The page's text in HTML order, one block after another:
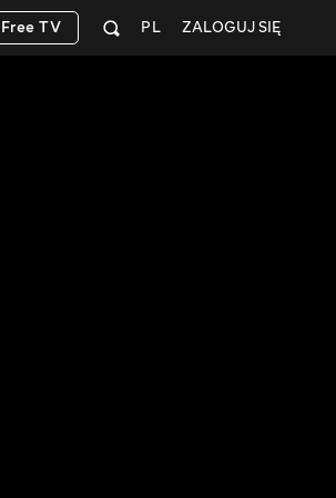
ZALOGUJ SIĘ
PL
Free TV